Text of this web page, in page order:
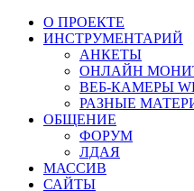
О ПРОЕКТЕ
ИНСТРУМЕНТАРИЙ
АНКЕТЫ
ОНЛАЙН
ВЕБ-КАМЕРЫ
РАЗНЫЕ
ОБЩЕНИЕ
ФОРУМ
ЛДАЯ
МАССИВ
САЙТЫ